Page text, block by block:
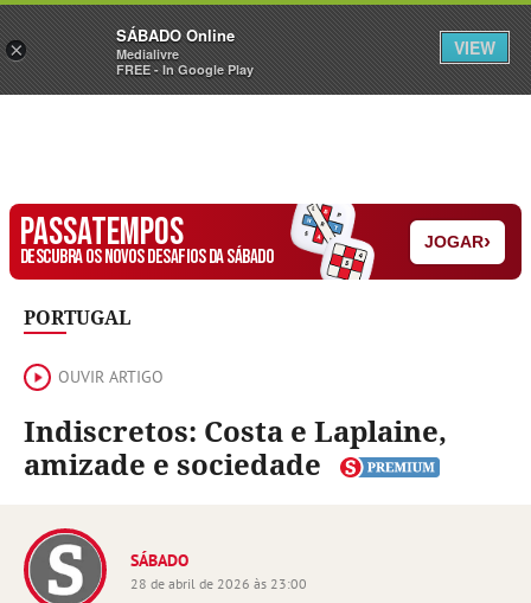
Sábado Assine Iniciar Sessão
PASSATEMPOS
DESCUBRA OS NOVOS DESAFIOS DA SÁBADO
JOGAR›
PORTUGAL
OUVIR ARTIGO
Indiscretos: Costa e Laplaine,
amizade e sociedade
SÁBADO
28 de abril de 2026 às 23:00
×
SÁBADO Online
Medialivre
FREE - In Google Play
VIEW